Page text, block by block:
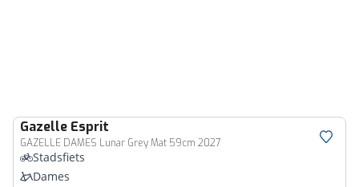
Gazelle Esprit
GAZELLE DAMES Lunar Grey Mat 59cm 2027
Stadsfiets
Dames